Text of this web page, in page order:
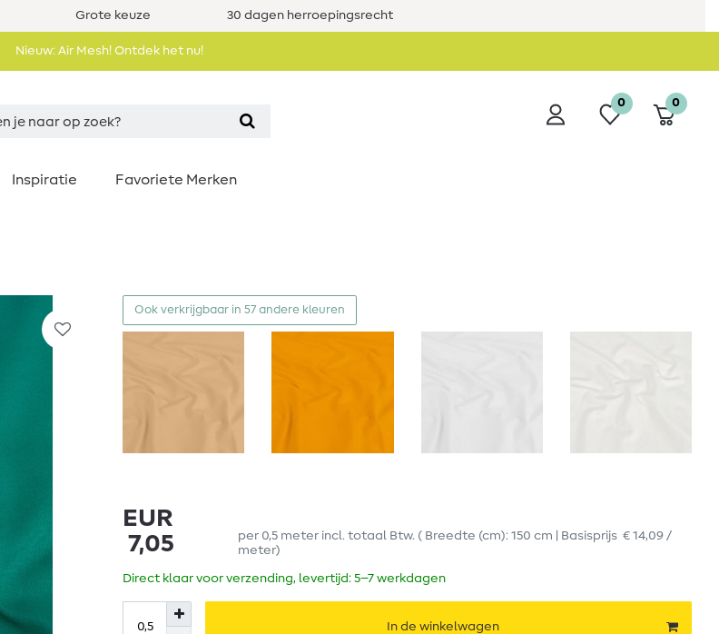
Grote keuze 30 dagen herroepingsrecht
Nieuw: Air Mesh! Ontdek het nu!
0 0
Inspiratie Favoriete Merken
Ook verkrijgbaar in 57 andere kleuren
EUR
7,05
per 0,5 meter incl. totaal Btw. ( Breedte (cm): 150 cm | Basisprijs € 14,09 /
meter)
Direct klaar voor verzending, levertijd: 5–7 werkdagen
In de winkelwagen